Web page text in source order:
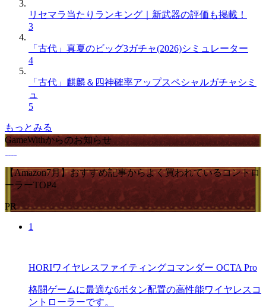
リセマラ当たりランキング｜新武器の評価も掲載！
3
「古代」真夏のビッグ3ガチャ(2026)シミュレーター
4
「古代」麒麟＆四神確率アップスペシャルガチャシミ
ュ
5
もっとみる
GameWithからのお知らせ
【Amazon7月】おすすめ記事からよく買われているコントロ
ーラーTOP4
PR
1
HORIワイヤレスファイティングコマンダー OCTA Pro
格闘ゲームに最適な6ボタン配置の高性能ワイヤレスコ
ントローラーです。